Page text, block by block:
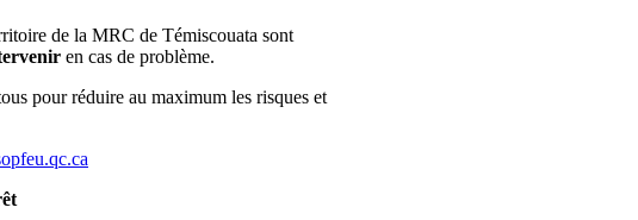
de la MRC de Témiscouata sont
en cas de problème.
pour réduire au maximum les risques et